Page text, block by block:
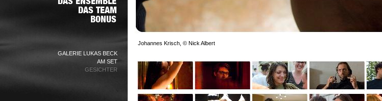
GALERIE LUKAS BECK
AM SET
GESICHTER
Johannes Krisch, © Nick Albert